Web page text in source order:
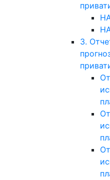
3.